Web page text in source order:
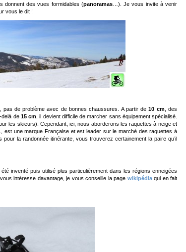
donnent des vues formidables (panoramas…). Je vous invite à venir
vous le dit !
, pas de problème avec de bonnes chaussures. A partir de10 cm, des
delà de 15 cm , il devient difficile de marcher sans équipement spécialisé.
les skieurs). Cependant, ici, nous aborderons les raquettes à neige et
est une marque Française et est leader sur le marché des raquettes à
la randonnée itinérante, vous trouverez certainement la paire qu’il
inventé puis utilisé plus particulièrement dans les régions enneigées
intéresse davantage, je vous conseille la page wikipédiaqui en fait